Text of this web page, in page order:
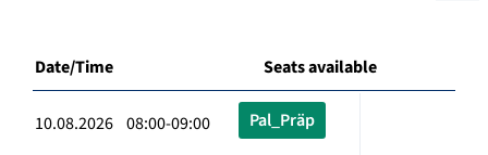
Date/Time Seats available
10.08.2026 08:00-09:00 Pal_Präp